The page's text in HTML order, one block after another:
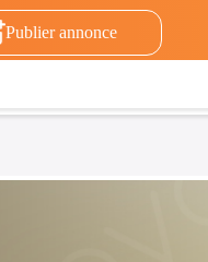
Publier annonce